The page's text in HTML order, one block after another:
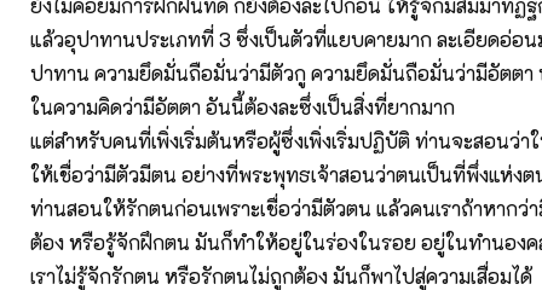
แล้วอุปาทานประเภทที่ 3 ซึ่งเป็นตัวที่แยบคายมาก ละเอียดอ่อ
ปาทาน ความยึดมั่นถือมั่นว่ามีตัวกู ความยึดมั่นถือมั่นว่ามีอัตตา
ในความคิดว่ามีอัตตา อันนี้ต้องละซึ่งเป็นสิ่งที่ยากมาก
แต่สำหรับคนที่เพิ่งเริ่มต้นหรือผู้ซึ่งเพิ่งเริ่มปฏิบัติ ท่านจะสอนว่า
ให้เชื่อว่ามีตัวมีตน อย่างที่พระพุทธเจ้าสอนว่าตนเป็นที่พึ่งแห่ง
ท่านสอนให้รักตนก่อนเพราะเชื่อว่ามีตัวตน แล้วคนเราถ้าหากว่
ต้อง หรือรู้จักฝึกตน มันก็ทำให้อยู่ในร่องในรอย อยู่ในทำนอง
เราไม่รู้จักรักตน หรือรักตนไม่ถูกต้อง มันก็พาไปสู่ความเสื่อมได้